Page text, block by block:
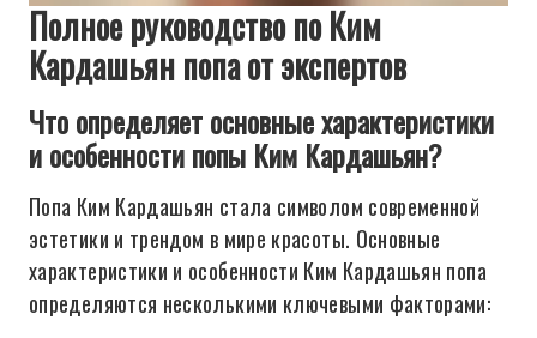
Полное руководство по Ким
Кардашьян попа от экспертов
Что определяет основные характеристики
и особенности попы Ким Кардашьян?
Попа Ким Кардашьян стала символом современной
эстетики и трендом в мире красоты. Основные
характеристики и особенности Ким Кардашьян попа
определяются несколькими ключевыми факторами: